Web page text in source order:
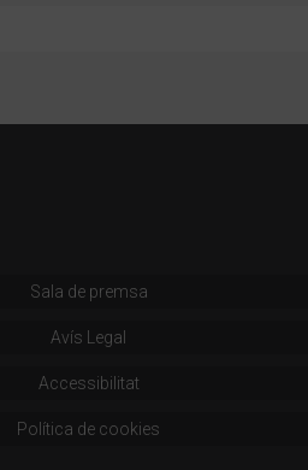
Sala de premsa
Avís Legal
Accessibilitat
Política de cookies